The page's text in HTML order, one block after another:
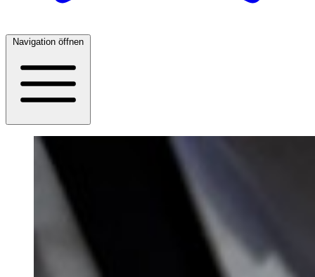
Navigation öffnen